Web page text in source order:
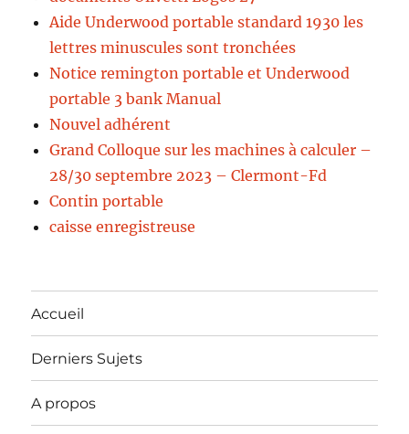
Aide Underwood portable standard 1930 les
lettres minuscules sont tronchées
Notice remington portable et Underwood
portable 3 bank Manual
Nouvel adhérent
Grand Colloque sur les machines à calculer –
28/30 septembre 2023 – Clermont-Fd
Contin portable
caisse enregistreuse
Accueil
Derniers Sujets
A propos